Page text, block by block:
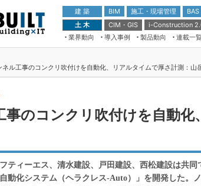
建 築 BIM 施工・現場管理
土 木
CIM・GIS i-Construction
業界動向
導入事例 製品動向 連載一
ドローンがもたらす建設業界の“ゲー
ムチェンジ” Ver.2.0
“Society5.0”時代のスマートビル
第8回 国際 建設・測
築・土木・不動産の
メンテナンス・レジ
日本 ものづくりワー
ネル工事のコンクリ吹付けを自動化、リアルタイムで厚さ計測：山
事のコンクリ吹付けを自動
ティーエス、清水建設、戸田建設、西松建設は共同
動化システム（ヘラクレス-Auto）」を開発した。